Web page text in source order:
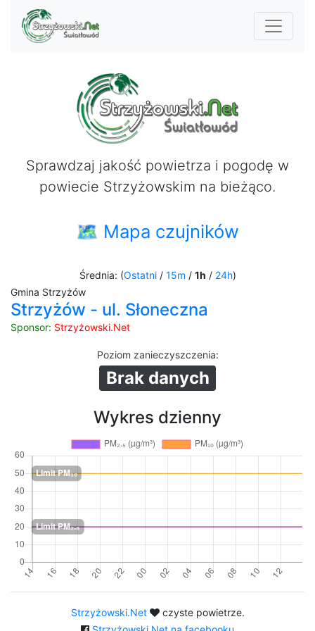
Sprawdzaj jakość powietrza i pogodę w
powiecie Strzyżowskim na bieżąco.
🗺 Mapa czujników
Średnia: (Ostatni/ 15m / 1h / 24h)
Gmina Strzyżów
Strzyżów - ul. Słoneczna
Sponsor: Strzyżowski.Net
Poziom zanieczyszczenia:
Brak danych
Wykres dzienny
Strzyżowski.Net
czyste powietrze.